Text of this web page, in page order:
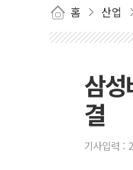
홈 산업
삼
결
기사입력 :